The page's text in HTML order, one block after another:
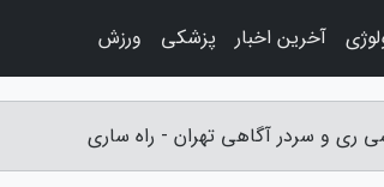
ری و سردر آگاهی تهران - راه ساری
آخرین اخبار پزشکی ورزش